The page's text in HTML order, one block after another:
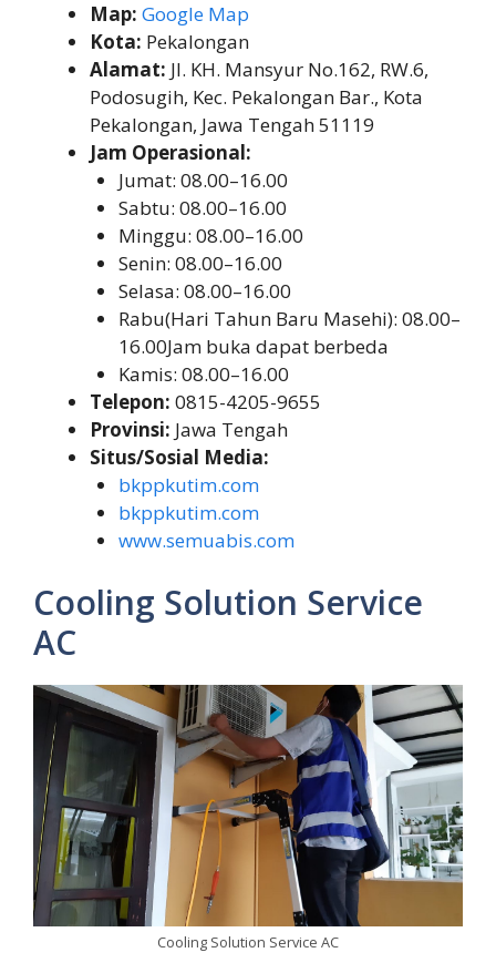
Map: Google Map
Kota: Pekalongan
Alamat: Jl. KH. Mansyur No.162, RW.6,
Podosugih, Kec. Pekalongan Bar., Kota
Pekalongan, Jawa Tengah 51119
Jam Operasional:
Jumat: 08.00–16.00
Sabtu: 08.00–16.00
Minggu: 08.00–16.00
Senin: 08.00–16.00
Selasa: 08.00–16.00
Rabu(Hari Tahun Baru Masehi): 08.00–
16.00Jam buka dapat berbeda
Kamis: 08.00–16.00
Telepon: 0815-4205-9655
Provinsi: Jawa Tengah
Situs/Sosial Media:
bkppkutim.com
bkppkutim.com
www.semuabis.com
Cooling Solution Service
AC
Cooling Solution Service AC